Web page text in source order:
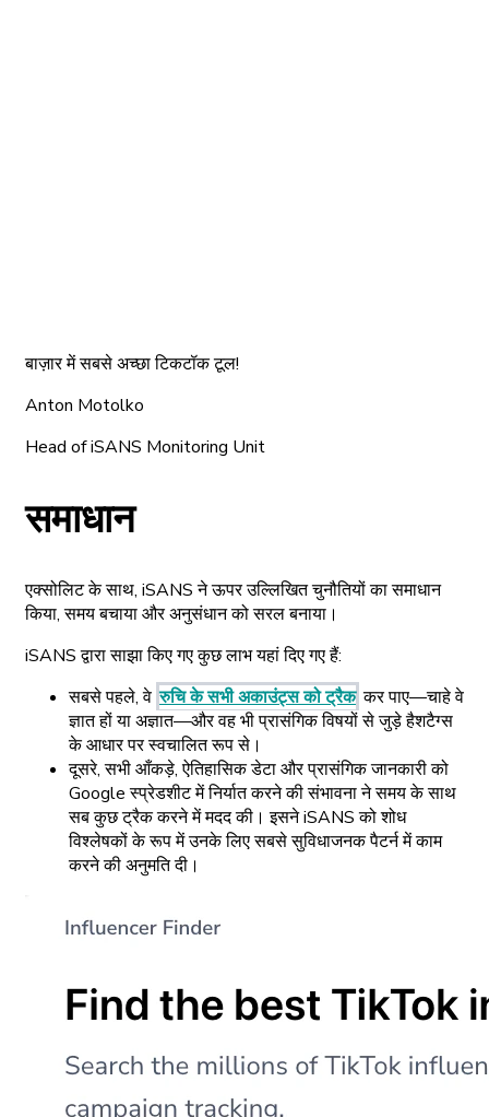
बाज़ार में सबसे अच्छा टिकटॉक टूल!
Anton Motolko
Head of iSANS Monitoring Unit
समाधान
एक्सोलिट के साथ, iSANS ने ऊपर उल्लिखित चुनौतियों का समाधान
किया, समय बचाया और अनुसंधान को सरल बनाया।
iSANS द्वारा साझा किए गए कुछ लाभ यहां दिए गए हैं:
सबसे पहले, वे रुचि के सभी अकाउंट्स को ट्रैक कर पाए—चाहे वे
ज्ञात हों या अज्ञात—और वह भी प्रासंगिक विषयों से जुड़े हैशटैग्स
के आधार पर स्वचालित रूप से।
दूसरे, सभी आँकड़े, ऐतिहासिक डेटा और प्रासंगिक जानकारी को
Google स्प्रेडशीट में निर्यात करने की संभावना ने समय के साथ
सब कुछ ट्रैक करने में मदद की। इसने iSANS को शोध
विश्लेषकों के रूप में उनके लिए सबसे सुविधाजनक पैटर्न में काम
करने की अनुमति दी।